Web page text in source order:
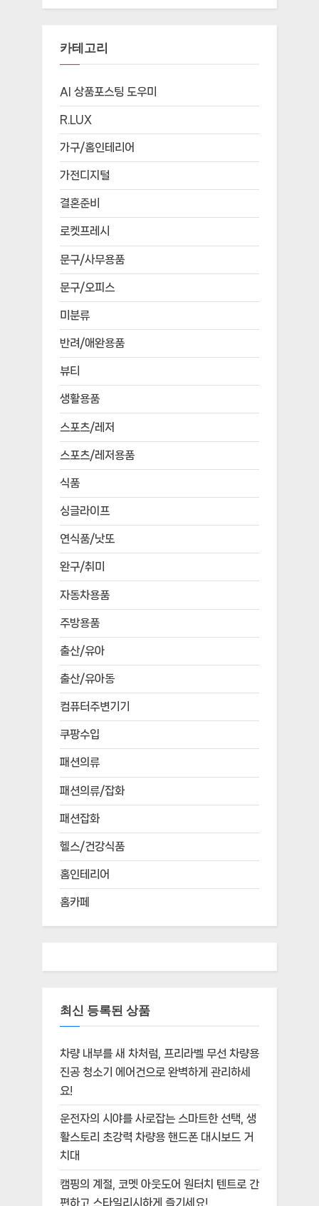
카테고리
AI 상품포스팅 도우미
R.LUX
가구/홈인테리어
가전디지털
결혼준비
로켓프레시
문구/사무용품
문구/오피스
미분류
반려/애완용품
뷰티
생활용품
스포츠/레저
스포츠/레저용품
식품
싱글라이프
연식품/낫또
완구/취미
자동차용품
주방용품
출산/유아
출산/유아동
컴퓨터주변기기
쿠팡수입
패션의류
패션의류/잡화
패션잡화
헬스/건강식품
홈인테리어
홈카페
최신 등록된 상품
차량 내부를 새 차처럼, 프리라벨 무선 차량용
진공 청소기 에어건으로 완벽하게 관리하세
요!
운전자의 시야를 사로잡는 스마트한 선택, 생
활스토리 초강력 차량용 핸드폰 대시보드 거
치대
캠핑의 계절, 코멧 아웃도어 원터치 텐트로 간
편하고 스타일리시하게 즐기세요!